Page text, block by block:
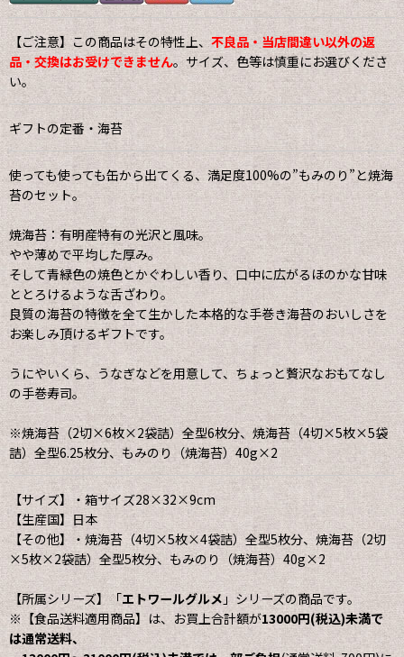
【ご注意】この商品はその特性上、不良品・当店間違い以外の返
品・交換はお受けできません。サイズ、色等は慎重にお選びくださ
い。
ギフトの定番・海苔
使っても使っても缶から出てくる、満足度100%の”もみのり”と焼海
苔のセット。
焼海苔：有明産特有の光沢と風味。
やや薄めで平均した厚み。
そして青緑色の焼色とかぐわしい香り、口中に広がるほのかな甘味
ととろけるような舌ざわり。
良質の海苔の特徴を全て生かした本格的な手巻き海苔のおいしさを
お楽しみ頂けるギフトです。
うにやいくら、うなぎなどを用意して、ちょっと贅沢なおもてなし
の手巻寿司。
※焼海苔（2切×6枚×2袋詰）全型6枚分、焼海苔（4切×5枚×5袋
詰）全型6.25枚分、もみのり（焼海苔）40g×2
【サイズ】・箱サイズ28×32×9cm
【生産国】日本
【その他】・焼海苔（4切×5枚×4袋詰）全型5枚分、焼海苔（2切
×5枚×2袋詰）全型5枚分、もみのり（焼海苔）40g×2
【所属シリーズ】「エトワールグルメ」シリーズの商品です。
※【食品送料適用商品】は、お買上合計額が13000円(税込)未満で
は通常送料、